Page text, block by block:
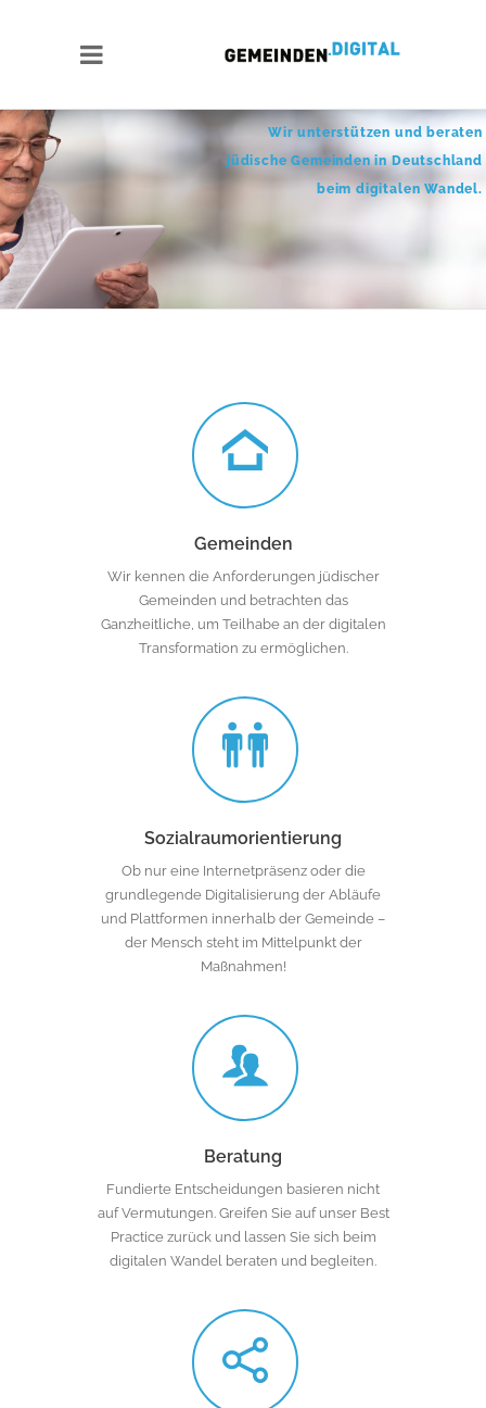
Wir unterstützen und beraten
jüdische Gemeinden in Deutschland
beim digitalen Wandel.
Gemeinden
Wir kennen die Anforderungen jüdischer
Gemeinden und betrachten das
Ganzheitliche, um Teilhabe an der digitalen
Transformation zu ermöglichen.
Sozialraumorientierung
Ob nur eine Internetpräsenz oder die
grundlegende Digitalisierung der Abläufe
und Plattformen innerhalb der Gemeinde –
der Mensch steht im Mittelpunkt der
Maßnahmen!
Beratung
Fundierte Entscheidungen basieren nicht
auf Vermutungen. Greifen Sie auf unser Best
Practice zurück und lassen Sie sich beim
digitalen Wandel beraten und begleiten.